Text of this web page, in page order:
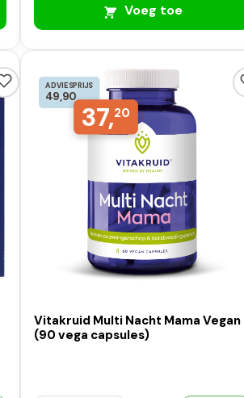
Voeg toe
ADVIESPRIJS
49,90
37,20
Vitakruid Multi Nacht Mama Vegan
(90 vega capsules)